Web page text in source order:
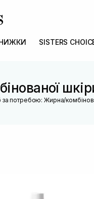
SISTERS
за потребою: Жирна/